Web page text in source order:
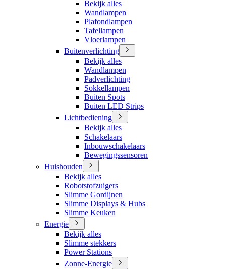
Bekijk alles
Wandlampen
Plafondlampen
Tafellampen
Vloerlampen
Buitenverlichting
Bekijk alles
Wandlampen
Padverlichting
Sokkellampen
Buiten Spots
Buiten LED Strips
Lichtbediening
Bekijk alles
Schakelaars
Inbouwschakelaars
Bewegingssensoren
Huishouden
Bekijk alles
Robotstofzuigers
Slimme Gordijnen
Slimme Displays & Hubs
Slimme Keuken
Energie
Bekijk alles
Slimme stekkers
Power Stations
Zonne-Energie